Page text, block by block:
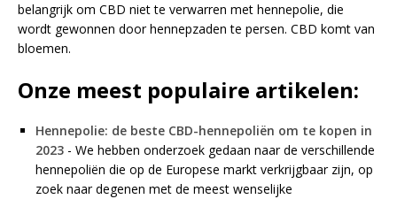
belangrijk om CBD niet te verwarren met hennepolie, die
wordt gewonnen door hennepzaden te persen. CBD komt van
bloemen.
Onze meest populaire artikelen:
Hennepolie: de beste CBD-hennepoliën om te kopen in
2023 - We hebben onderzoek gedaan naar de verschillende
hennepoliën die op de Europese markt verkrijgbaar zijn, op
zoek naar degenen met de meest wenselijke